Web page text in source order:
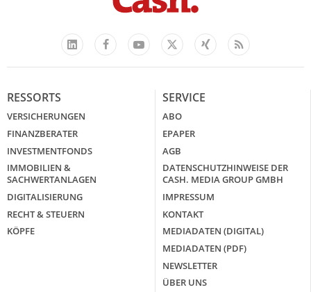
LinkedIn
FacebookYouTube
X
Xing Feed
RESSORTS
VERSICHERUNGEN
FINANZBERATER
INVESTMENTFONDS
IMMOBILIEN &
SACHWERTANLAGEN
DIGITALISIERUNG
RECHT & STEUERN
KÖPFE
SERVICE
ABO
EPAPER
AGB
DATENSCHUTZHINWEISE DER
CASH. MEDIA GROUP GMBH
IMPRESSUM
KONTAKT
MEDIADATEN (DIGITAL)
MEDIADATEN (PDF)
NEWSLETTER
ÜBER UNS